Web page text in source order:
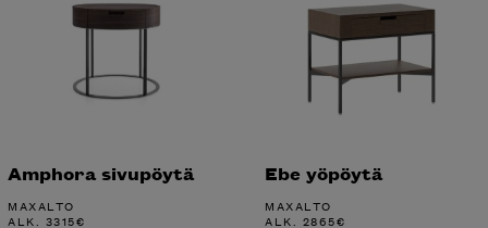
Amphora sivupöytä
MAXALTO
ALK. 3315€
Ebe yöpöytä
MAXALTO
ALK. 2865€